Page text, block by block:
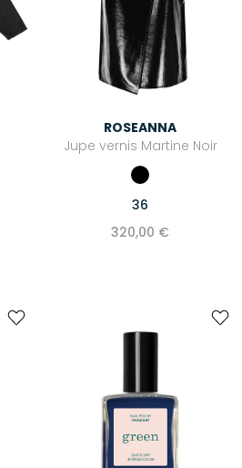
ROSEANNA
Jupe vernis Martine Noir
36
320,00 €